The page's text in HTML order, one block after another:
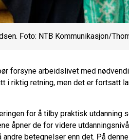
Foto: NTB Kommunikasjon/
forsyne arbeidslivet med
i riktig retning, men det er fortsatt
for å tilby praktisk utdanning
åpner de for videre
betegnelser enn det. På